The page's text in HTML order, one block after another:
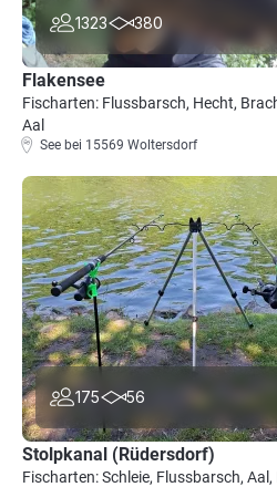
1323 380
Flakensee
Fischarten: Flussbarsch, Hecht,
Aal
See bei 15569 Woltersdorf
175 56
Stolpkanal (Rüdersdorf)
Fischarten: Schleie, Flussbarsch, Aal,